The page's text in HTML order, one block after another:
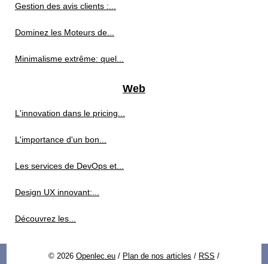
Gestion des avis clients :...
Dominez les Moteurs de...
Minimalisme extrême: quel...
Web
L'innovation dans le pricing...
L'importance d'un bon...
Les services de DevOps et...
Design UX innovant:...
Découvrez les...
© 2026 Openlec.eu / Plan de nos articles / RSS /